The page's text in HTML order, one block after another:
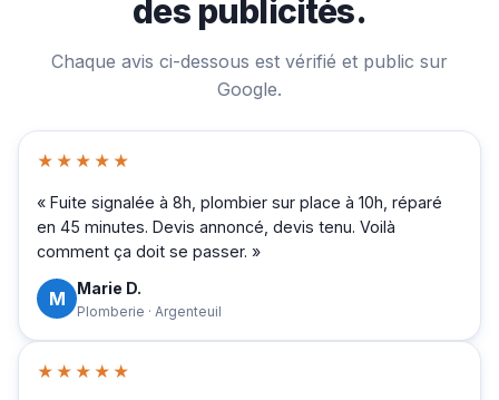
des publicités.
Chaque avis ci-dessous est vérifié et public sur
Google.
★★★★★
« Fuite signalée à 8h, plombier sur place à 10h, réparé
en 45 minutes. Devis annoncé, devis tenu. Voilà
comment ça doit se passer. »
M Marie D.
Plomberie · Argenteuil
★★★★★